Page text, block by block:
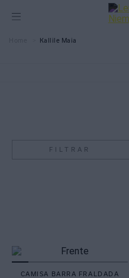
Kallile Maia
FILTRAR
CAMISA BARRA FRALDADA